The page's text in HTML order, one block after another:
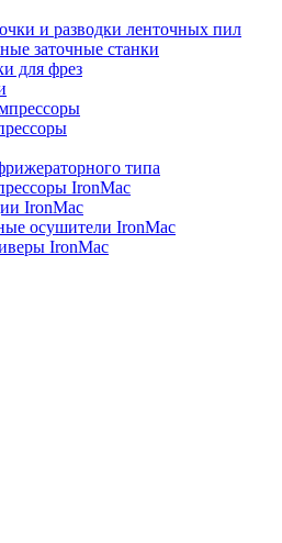
и разводки ленточных пил
заточные станки
для фрез
типа
IronMac
IronMac
осушители IronMac
IronMac